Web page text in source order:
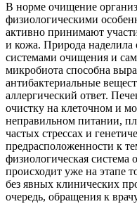
В норме очищение
физиологическими
активно принимают
и кожа. Природа наделила
системами очищения и
микробиота способна
антибактериальные
аллергический ответ.
очистку на клеточном и
неправильном питании,
частых стрессах и
предрасположенности к
физиологическая система
происходит уже на этапе
без явных клинических
очередь, обращения к